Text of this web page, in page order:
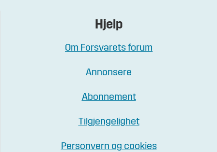
Hjelp
Om Forsvarets forum
Annonsere
Abonnement
Tilgjengelighet
Personvern og cookies